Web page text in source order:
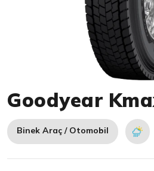
Goodyear
Binek Araç / Otomobil